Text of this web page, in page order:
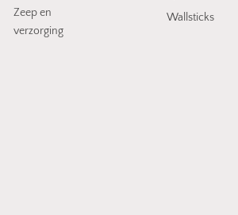
Zeep en
verzorging
Wallsticks